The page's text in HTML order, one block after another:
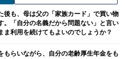
後も、母は父の「家族カード」で買い物
。「自分の名義だから問題ない」と言い
ま利用を続けてもよいのでしょうか？
もらいながら、自分の老齢厚生年金をも